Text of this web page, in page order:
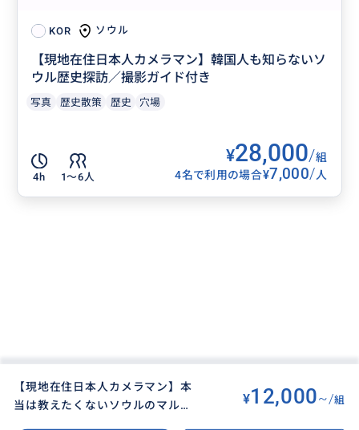
KOR ソウル
【現地在住日本人カメラマン】韓国人も知らないソ
ウル歴史探訪／撮影ガイド付き
写真 歴史散策 歴史 穴場
4h 1〜6人
¥28,000/組
4名で利用の場合¥7,000/人
【現地在住日本人カメラマン】本
当は教えたくないソウルのマル秘
¥12,000~/組